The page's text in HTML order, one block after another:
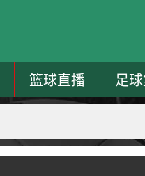
篮球直播 足